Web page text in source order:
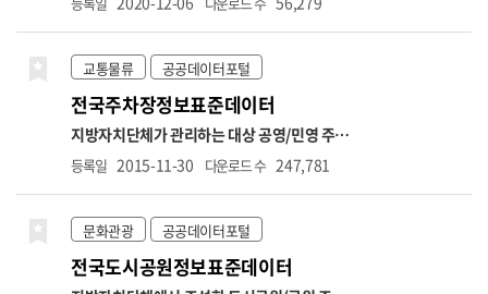
교 수치도 함께 제공됩니다. 본 데이터는 기업의
경영성과 분석, 재무 건전성 평가, 투자 위험 분
석, 기업 간 재무비교 등 다양한 금융 분석에 활
용될 수 있습니다. ※ 데이터 갱신주기는 일 1회
입니다. ※ 금융위원회의 모든 API는 데이터 보
유기관으로부터 데이터를 연계받아 수집 후 개
든 서비스는 실시간이 아니며, 데이터 갱신은 기
준일자로부터 영업일 하루 뒤 오후 1시 이후에
업데이트됩니다. 예를 들어, 금요일 데이터는
차주 월요일에 제공됩니다. (월요일이 공휴일인
경우, 다음 영업일에 제공됩니다)
기환경지수 나쁨 이상 측정소 내역, 대기질(미
다. api 별 상세기능으로는 측정소별 실시간 측
정정보 조회, 통합대기환경지수 나쁨이상 측정
소 목록조회, 시도별 실시간 측정정보조회, 대
기질 예보통보 조회, 초미세먼지 주간예보 조회
의 기능으로 이루어져 있습니다. ※ 운영계정으
로 사용하고자 할 경우 "한국환경공단 에어코리
아 OpenAPI 기술문서" 내 신청 가이드 참고
교통물류 공공데이터포털
전국주차장정보표준데이터
지방자치단체가 관리하는 대상 공영/민영 주차
장(노상, 노외, 부설) 정보(거주지우선주차지역
은 제외) * 항목명: 주차장관리번호,주차장명,
재지지번주소,주차구획수,급지구분,부제시행
구분,운영요일,평일운영시작시각,평일운영종
료시각,토요일운영시작시각,토요일운영종료
등록일 2015-11-30 다운로드 수 247,781
문화관광 공공데이터포털
전국도시공원정보표준데이터